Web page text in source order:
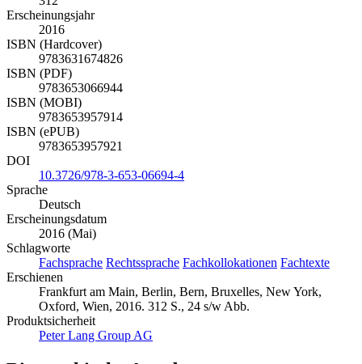
312
Erscheinungsjahr
2016
ISBN (Hardcover)
9783631674826
ISBN (PDF)
9783653066944
ISBN (MOBI)
9783653957914
ISBN (ePUB)
10.3726/978-3-653-06694-4
Sprache
Deutsch
Erscheinungsdatum
2016 (Mai)
Schlagworte
Fachsprache
Erschienen
Frankfurt am Main, Berlin, Bern, Bruxelles, New York,
Oxford, Wien, 2016. 312 S., 24 s/w Abb.
Produktsicherheit